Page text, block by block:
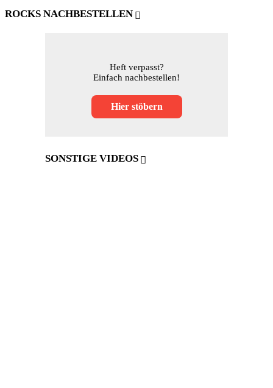
ROCKS NACHBESTELLEN
Heft verpasst?
Einfach nachbestellen!
Hier stöbern
SONSTIGE VIDEOS